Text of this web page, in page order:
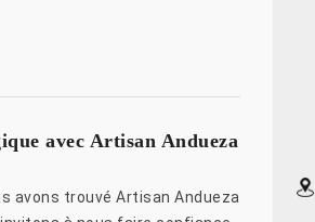
avec Artisan Andueza
avons trouvé Artisan Andueza